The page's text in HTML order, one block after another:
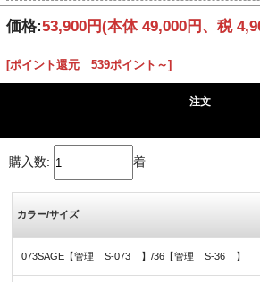
価格:53,900円(本体 49,000円、税
[ポイント還元 539ポイント～]
注文
購入数: 着
カラー/サイズ
073SAGE【管理__S-073__】/36【管理__S-36__】